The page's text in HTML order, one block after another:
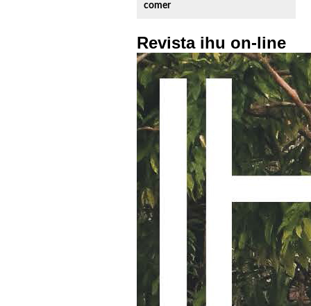
comer
Revista ihu on-line